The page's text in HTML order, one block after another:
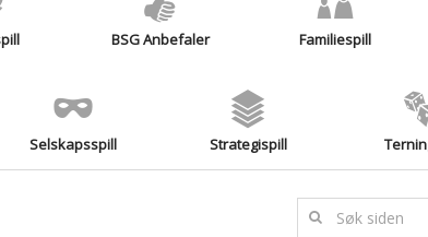
BSG Anbefaler Familiespill
Selskapsspill Strategispill